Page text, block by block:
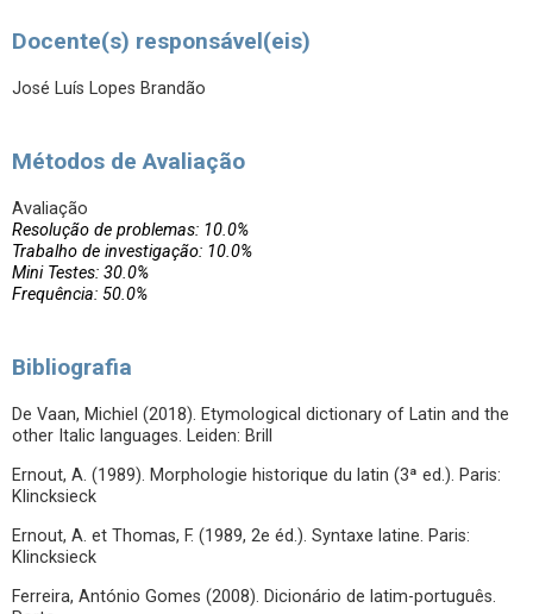
Docente(s) responsável(eis)
José Luís Lopes Brandão
Métodos de Avaliação
Avaliação
Resolução de problemas: 10.0%
Trabalho de investigação: 10.0%
Mini Testes: 30.0%
Frequência: 50.0%
Bibliografia
De Vaan, Michiel (2018). Etymological dictionary of Latin and the
other Italic languages. Leiden: Brill
Ernout, A. (1989). Morphologie historique du latin (3ª ed.). Paris:
Klincksieck
Ernout, A. et Thomas, F. (1989, 2e éd.). Syntaxe latine. Paris:
Klincksieck
Ferreira, António Gomes (2008). Dicionário de latim-português.